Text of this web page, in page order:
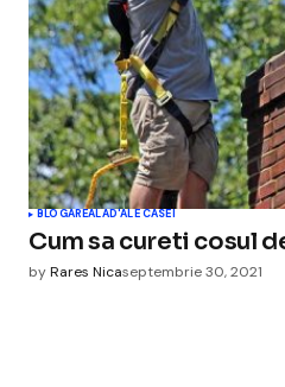
BLOGAREALAD'ALE CASEI
Cum sa cureti cosul
byRares Nicaseptembrie 30, 2021